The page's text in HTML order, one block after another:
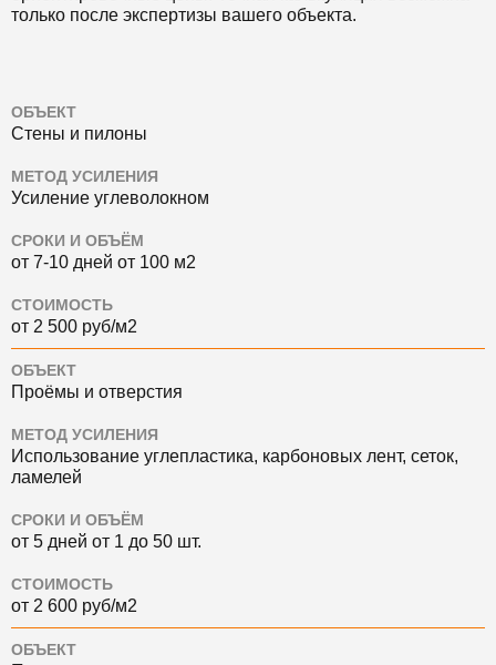
только после экспертизы вашего объекта.
ОБЪЕКТ
Стены и пилоны
МЕТОД УСИЛЕНИЯ
Усиление углеволокном
СРОКИ И ОБЪЁМ
от 7-10 дней от 100 м2
СТОИМОСТЬ
от 2 500 руб/м2
ОБЪЕКТ
Проёмы и отверстия
МЕТОД УСИЛЕНИЯ
Использование углепластика, карбоновых лент, сеток,
ламелей
СРОКИ И ОБЪЁМ
от 5 дней от 1 до 50 шт.
СТОИМОСТЬ
от 2 600 руб/м2
ОБЪЕКТ